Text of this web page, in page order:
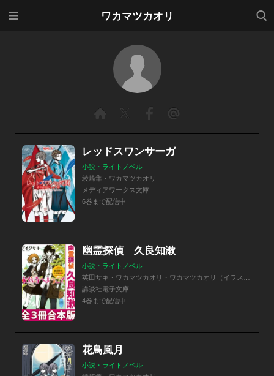
ワカマツカオリ
検索
レッドスワンサーガ
小説・ライトノベル
綾崎隼・ワカマツカオリ
メディアワークス文庫
6巻まで配信中
幽霊探偵 久良知漱
小説・ライトノベル
講談社電子文庫
4巻まで配信中
花鳥風月
小説・ライトノベル